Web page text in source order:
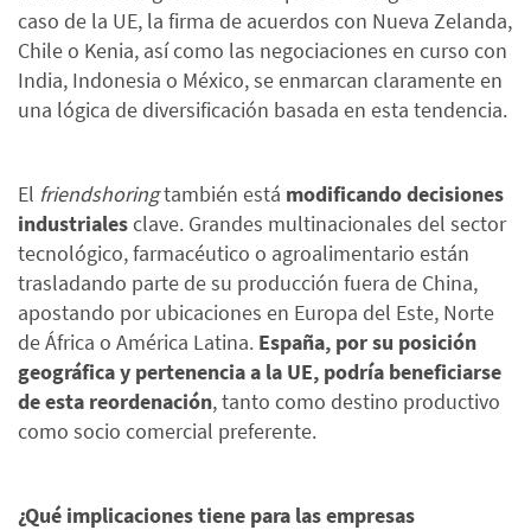
caso de la UE, la firma de acuerdos con Nueva Zelanda,
Chile o Kenia, así como las negociaciones en curso con
India, Indonesia o México, se enmarcan claramente en
una lógica de diversificación basada en esta tendencia.
El friendshoringtambién está modificando decisiones
industrialesclave. Grandes multinacionales del sector
tecnológico, farmacéutico o agroalimentario están
trasladando parte de su producción fuera de China,
apostando por ubicaciones en Europa del Este, Norte
de África o América Latina. España, por su posición
geográfica y pertenencia a la UE, podría beneficiarse
de esta reordenación, tanto como destino productivo
como socio comercial preferente.
¿Qué implicaciones tiene para las empresas